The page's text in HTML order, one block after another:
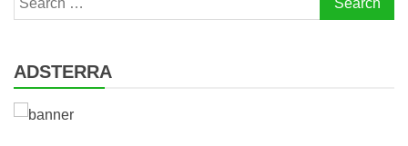
for:
ADSTERRA